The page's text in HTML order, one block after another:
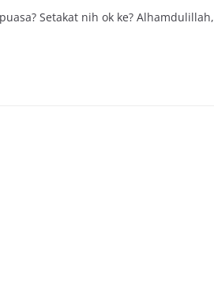
Setakat nih ok ke? Alhamdulillah,